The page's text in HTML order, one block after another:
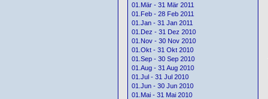
01.Mär - 31 Mär 2011
01.Feb - 28 Feb 2011
01.Jan - 31 Jan 2011
01.Dez - 31 Dez 2010
01.Nov - 30 Nov 2010
01.Okt - 31 Okt 2010
01.Sep - 30 Sep 2010
01.Aug - 31 Aug 2010
01.Jul - 31 Jul 2010
01.Jun - 30 Jun 2010
01.Mai - 31 Mai 2010